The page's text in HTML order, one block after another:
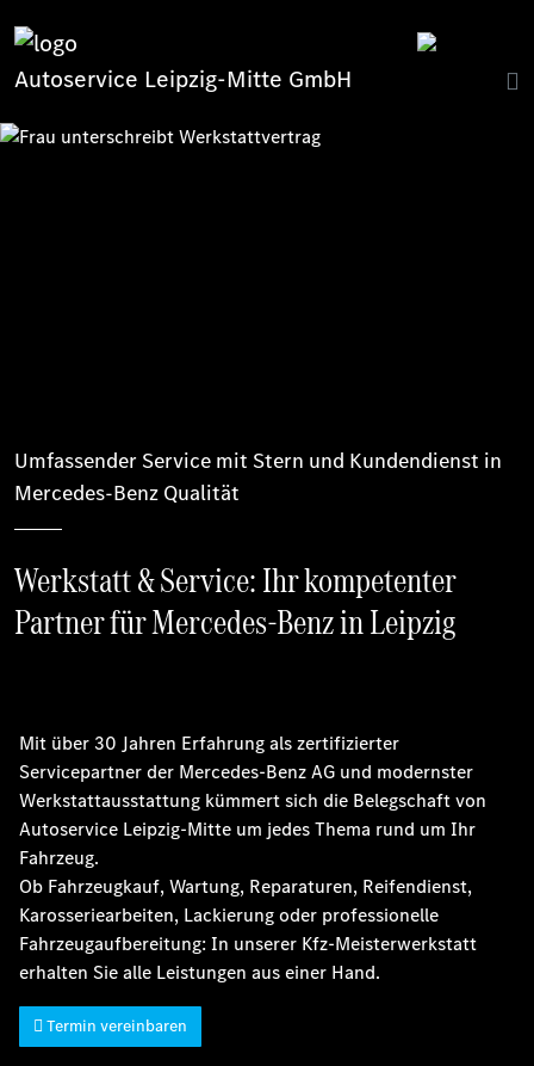
Autoservice Leipzig-Mitte GmbH
Umfassender Service mit Stern und Kundendienst in
Mercedes-Benz Qualität
Werkstatt & Service: Ihr kompetenter
Partner für Mercedes-Benz in Leipzig
Mit über 30 Jahren Erfahrung als zertifizierter
Servicepartner der Mercedes-Benz AG und modernster
Werkstattausstattung kümmert sich die Belegschaft von
Autoservice Leipzig-Mitte um jedes Thema rund um Ihr
Fahrzeug.
Ob Fahrzeugkauf, Wartung, Reparaturen, Reifendienst,
Karosseriearbeiten, Lackierung oder professionelle
Fahrzeugaufbereitung: In unserer Kfz-Meisterwerkstatt
erhalten Sie alle Leistungen aus einer Hand.
Termin vereinbaren